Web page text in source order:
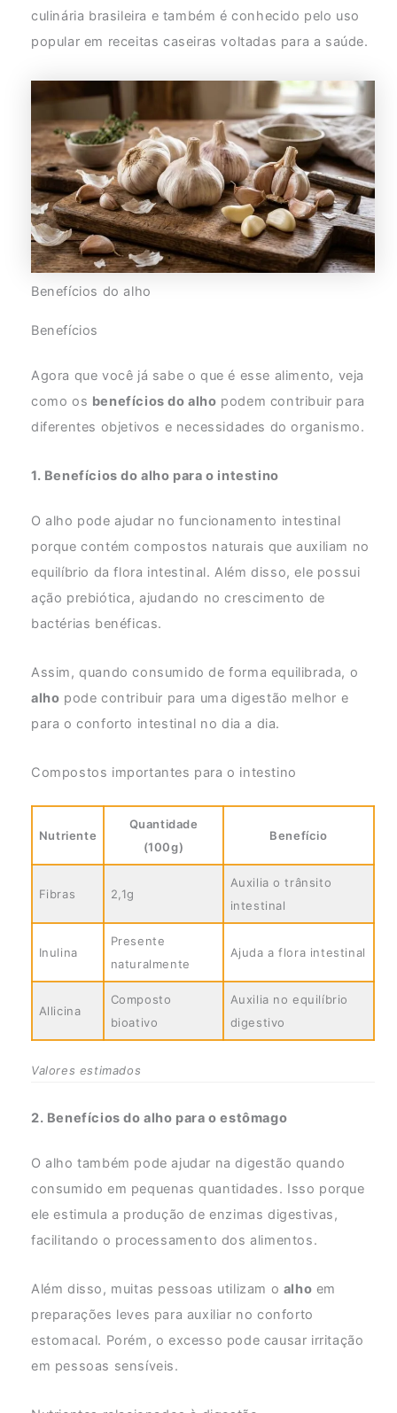
culinária brasileira e também é conhecido pelo uso
popular em receitas caseiras voltadas para a saúde.
Benefícios do alho
Benefícios
Agora que você já sabe o que é esse alimento, veja
como os benefícios do alho podem contribuir para
diferentes objetivos e necessidades do organismo.
1. Benefícios do alho para o intestino
O alho pode ajudar no funcionamento intestinal
porque contém compostos naturais que auxiliam no
equilíbrio da flora intestinal. Além disso, ele possui
ação prebiótica, ajudando no crescimento de
bactérias benéficas.
Assim, quando consumido de forma equilibrada, o
alho pode contribuir para uma digestão melhor e
para o conforto intestinal no dia a dia.
Compostos importantes para o intestino
Nutriente
Quantidade
(100g)
Benefício
Fibras 2,1g
Auxilia o trânsito
intestinal
Inulina
Presente
naturalmente
Ajuda a flora intestinal
Allicina
Composto
bioativo
Auxilia no equilíbrio
digestivo
Valores estimados
2. Benefícios do alho para o estômago
O alho também pode ajudar na digestão quando
consumido em pequenas quantidades. Isso porque
ele estimula a produção de enzimas digestivas,
facilitando o processamento dos alimentos.
Além disso, muitas pessoas utilizam o alho em
preparações leves para auxiliar no conforto
estomacal. Porém, o excesso pode causar irritação
em pessoas sensíveis.